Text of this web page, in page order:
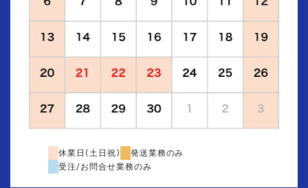
休業日(土日祝)
発送業務のみ
受注/お問合せ業務のみ